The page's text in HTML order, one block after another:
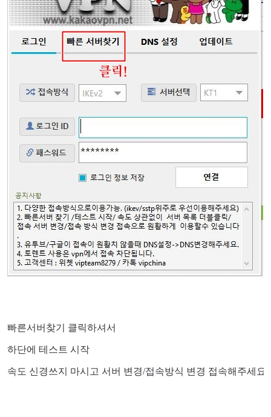
빠른서버찾기 클릭하셔서
하단에 테스트 시작
속도 신경쓰지 마시고 서버 변경/접속방식 변경 접속해주세요.